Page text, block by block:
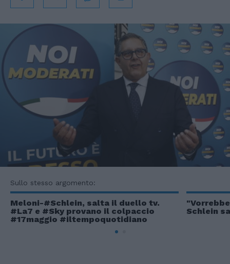
Sullo stesso argomento:
Meloni-#Schlein, salta il duello tv.
#La7 e #Sky provano il colpaccio
#17maggio #iltempoquotidiano
Schlein